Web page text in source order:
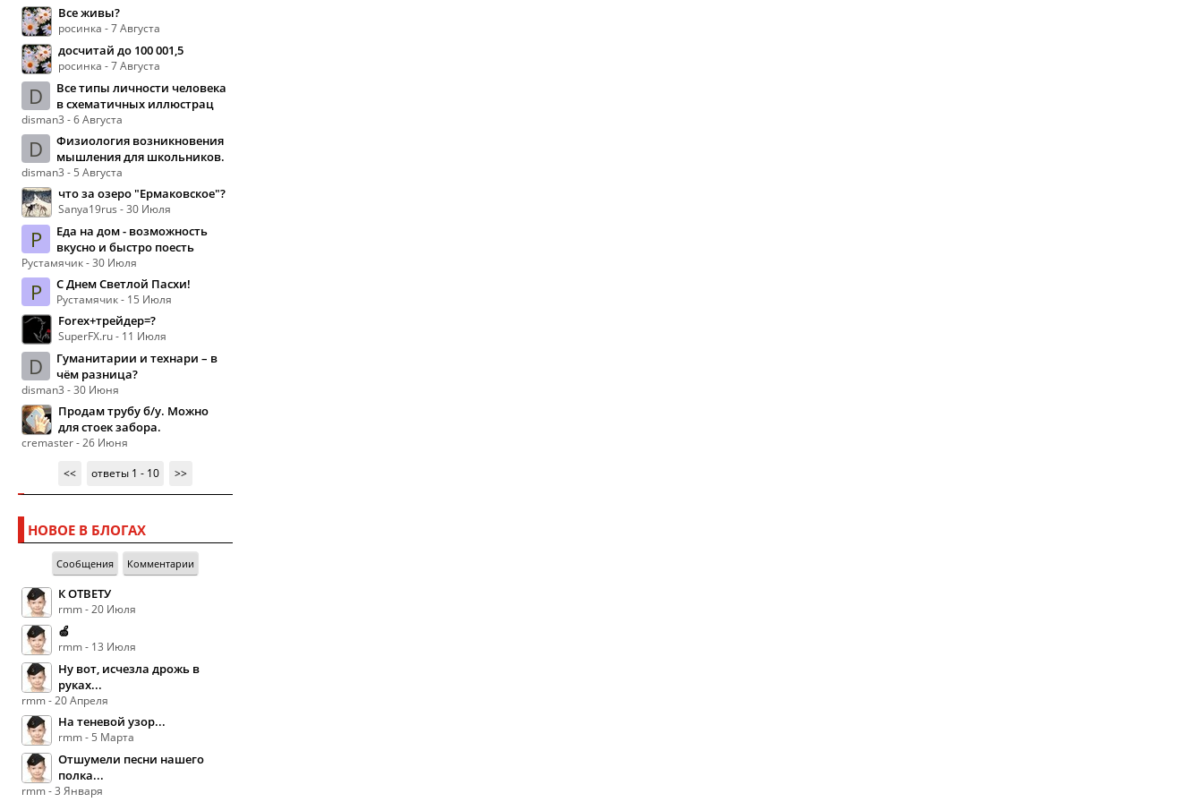
Все живы?
росинка - 7 Августа
досчитай до 100 001,5
росинка - 7 Августа
D
Все типы личности человека
в схематичных иллюстрац
disman3 - 6 Августа
D
Физиология возникновения
мышления для школьников.
disman3 - 5 Августа
что за озеро "Ермаковское"?
Sanya19rus - 30 Июля
Р
Еда на дом - возможность
вкусно и быстро поесть
Рустамячик - 30 Июля
Р С Днем Светлой Пасхи!
Рустамячик - 15 Июля
Forex+трейдер=?
SuperFX.ru - 11 Июля
D
Гуманитарии и технари – в
чём разница?
disman3 - 30 Июня
Продам трубу б/у. Можно
для стоек забора.
cremaster - 26 Июня
<<
ответы 1 - 10 >>
НОВОЕ В БЛОГАХ
Сообщения Комментарии
К ОТВЕТУ
rmm - 20 Июля
🍏
rmm - 13 Июля
Ну вот, исчезла дрожь в
руках...
rmm - 20 Апреля
На теневой узор...
rmm - 5 Марта
Отшумели песни нашего
полка...
rmm - 3 Января